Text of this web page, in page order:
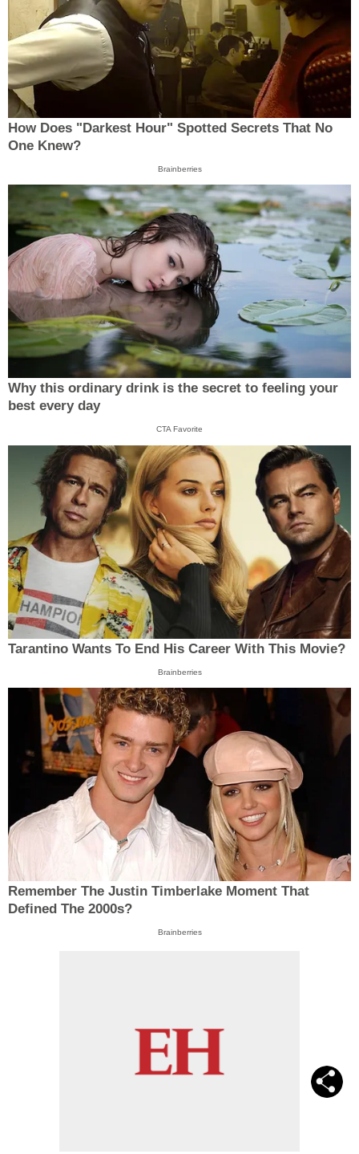
How Does "Darkest Hour" Spotted Secrets That No
One Knew?
Brainberries
Why this ordinary drink is the secret to feeling your
best every day
CTA Favorite
Tarantino Wants To End His Career With This Movie?
Brainberries
Remember The Justin Timberlake Moment That
Defined The 2000s?
Brainberries